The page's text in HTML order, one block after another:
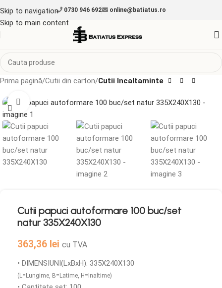
Skip to navigation
Skip to main content
0730 946 692 online@batiatus.ro
Prima pagină Cutii din carton Cutii Incaltaminte
Mărește imaginea
Cutii papuci autoformare 100 buc/set
natur 335X240X130
363,36 lei cu TVA
• DIMENSIUNI(LxBxH): 335X240X130
(L=Lungime, B=Latime, H=Inaltime)